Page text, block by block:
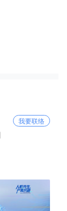
我要联络